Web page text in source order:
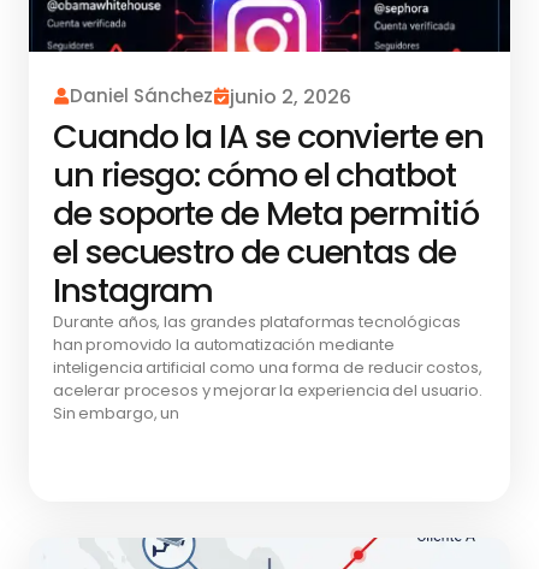
Daniel Sánchez junio 2, 2026
Cuando la IA se convierte en
un riesgo: cómo el chatbot
de soporte de Meta permitió
el secuestro de cuentas de
Instagram
Durante años, las grandes plataformas tecnológicas
han promovido la automatización mediante
inteligencia artificial como una forma de reducir costos,
acelerar procesos y mejorar la experiencia del usuario.
Sin embargo, un